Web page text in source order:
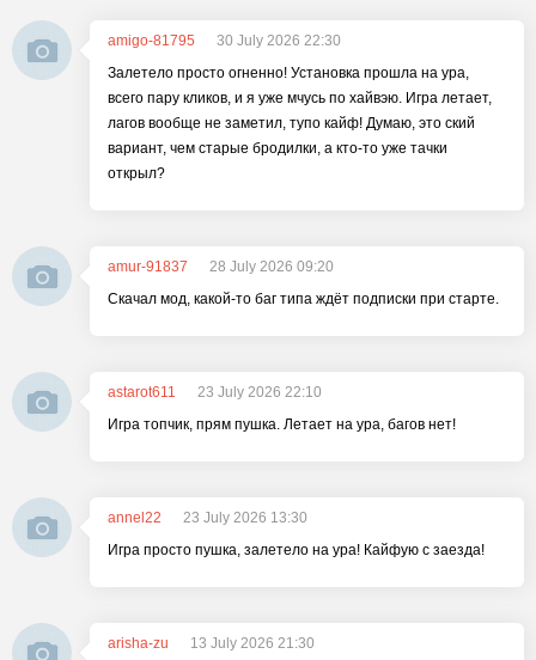
amigo-81795
30 July 2026 22:30
Залетело просто огненно! Установка прошла на ура,
всего пару кликов, и я уже мчусь по хайвэю. Игра летает,
лагов вообще не заметил, тупо кайф! Думаю, это ский
вариант, чем старые бродилки, а кто-то уже тачки
открыл?
amur-91837
28 July 2026 09:20
Скачал мод, какой-то баг типа ждёт подписки при старте.
astarot611
23 July 2026 22:10
Игра топчик, прям пушка. Летает на ура, багов нет!
annel22
23 July 2026 13:30
Игра просто пушка, залетело на ура! Кайфую с заезда!
arisha-zu
13 July 2026 21:30